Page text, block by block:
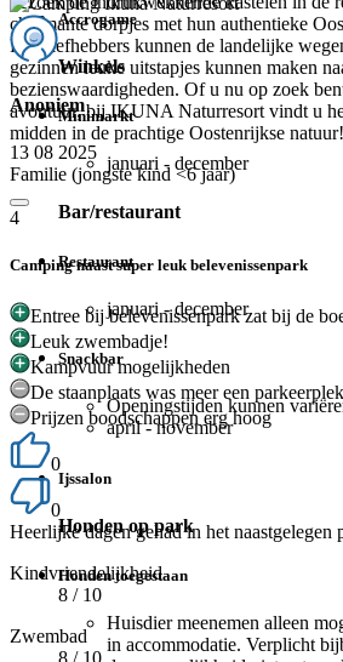
charmante dorpjes met hun authentieke
Fietsliefhebbers kunnen de landelijke
gezinnen leuke uitstapjes kunnen maken
bezienswaardigheden. Of u nu op zoek
avontuur, bij IKUNA Naturresort vindt u
midden in de prachtige Oostenrijkse natuur!
Accrogame
Winkels
Minimarkt
januari - december
Bar/restaurant
Restaurant
januari - december
Snackbar
Openingstijden kunnen
april - november
Ijssalon
Honden op park
Honden toegestaan
Huisdier meenemen alleen
in accommodatie. Verplicht
Anoniem
13 08 2025
Familie (jongste kind <6 jaar)
4
Camping naast super leuk belevenissenpark
Entree bij belevenissenpark zat bij de
Leuk zwembadje!
Kampvuur mogelijkheden
De staanplaats was meer een
Prijzen boodschappen erg hoog
0
0
Heerlijke dagen gehad in het naastgelegen
Kindvriendelijkheid
8 / 10
Zwembad